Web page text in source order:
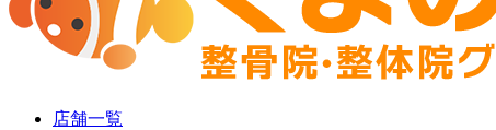
店舗一覧